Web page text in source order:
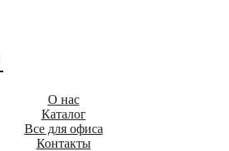
О нас
Каталог
Все для офиса
Контакты